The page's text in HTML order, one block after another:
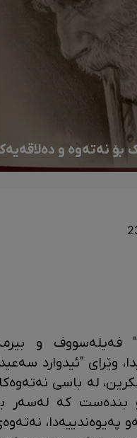
نەتەوە و
فەیلەسووف و
وێرای "ئیدوارد
لە باسی
کە لەسەر
پەیوەندییەدا،